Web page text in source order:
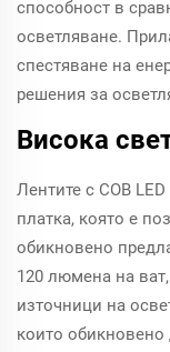
способност в
осветляване.
спестяване на
решения за
Висока
Лентите с COB
платка, която е
обикновено
120 люмена на
източници на
които